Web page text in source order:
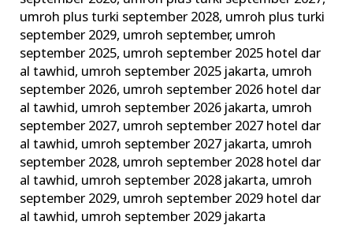
umroh plus turki september 2028, umroh plus turki
september 2029, umroh september, umroh
september 2025, umroh september 2025 hotel dar
al tawhid, umroh september 2025 jakarta, umroh
september 2026, umroh september 2026 hotel dar
al tawhid, umroh september 2026 jakarta, umroh
september 2027, umroh september 2027 hotel dar
al tawhid, umroh september 2027 jakarta, umroh
september 2028, umroh september 2028 hotel dar
al tawhid, umroh september 2028 jakarta, umroh
september 2029, umroh september 2029 hotel dar
al tawhid, umroh september 2029 jakarta